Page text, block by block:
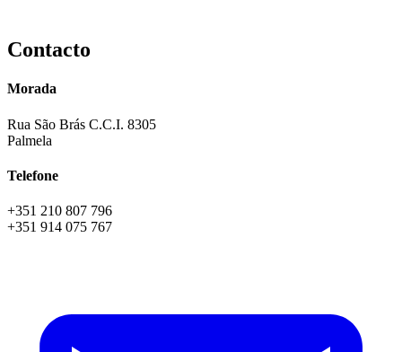
Contacto
Morada
Rua São Brás C.C.I. 8305
Palmela
Telefone
+351 210 807 796
+351 914 075 767